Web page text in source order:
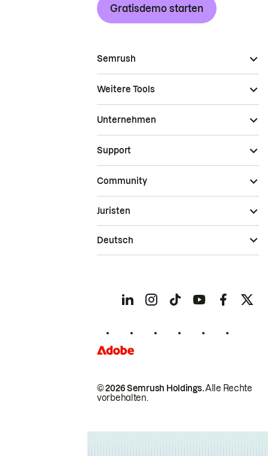
Gratisdemo starten
Semrush
Weitere Tools
Unternehmen
Support
Community
© 2026 Semrush Holdings.Alle Rechte
vorbehalten.
Juristen
Deutsch